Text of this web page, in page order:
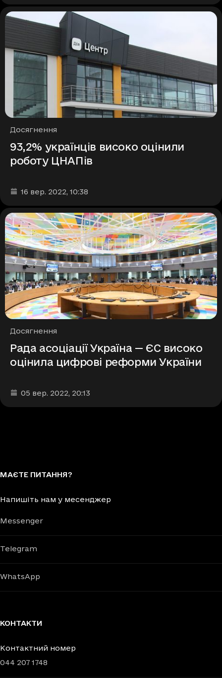
Рубрики
Досягнення
93,2% українців високо оцінили
роботу ЦНАПів
Дата та час публікації
16 вер. 2022, 10:38
Рубрики
Досягнення
Рада асоціації Україна — ЄС високо
оцінила цифрові реформи України
Дата та час публікації
05 вер. 2022, 20:13
МАЄТЕ ПИТАННЯ?
Напишіть нам у месенджер
Messenger
Telegram
WhatsApp
КОНТАКТИ
Контактний номер
044 207 1748